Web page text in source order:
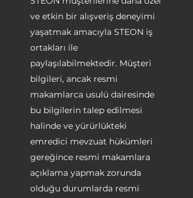
ve etkin bir alışveriş deneyimi
yaşatmak amacıyla STEON iş
ortakları ile
paylaşılabilmektedir. Müşteri
bilgileri, ancak resmi
makamlarca usulü dairesinde
bu bilgilerin talep edilmesi
halinde ve yürürlükteki
emredici mevzuat hükümleri
gereğince resmi makamlara
açıklama yapmak zorunda
olduğu durumlarda resmi